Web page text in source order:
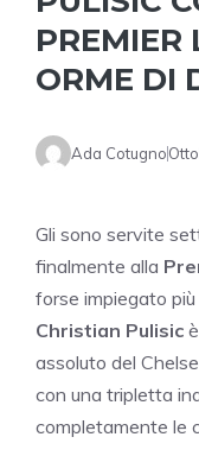
PREMIER
ORME DI
Ada Cotugno
Gli sono servite
finalmente alla
forse impiegato
Christian Pulisic
assoluto del
con una tripletta
completamente le